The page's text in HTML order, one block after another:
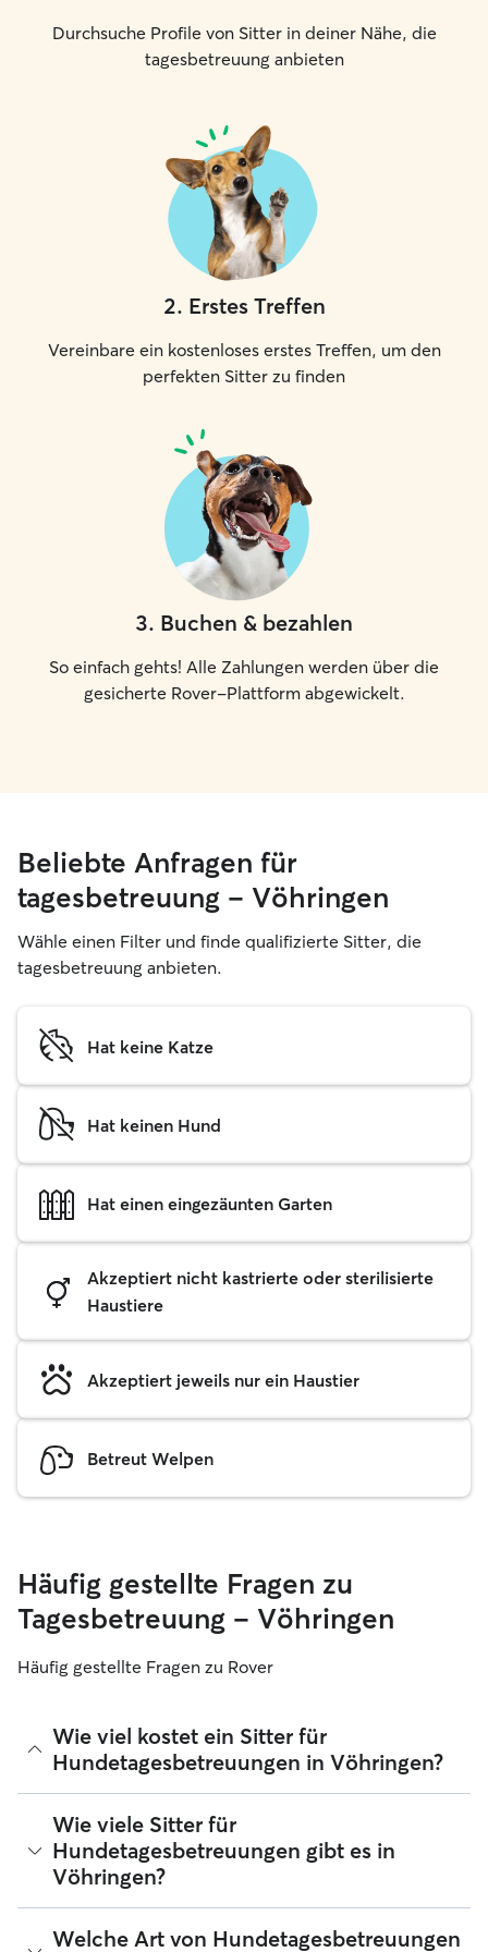
Durchsuche Profile von Sitter in deiner Nähe, die
tagesbetreuung anbieten
2. Erstes Treffen
Vereinbare ein kostenloses erstes Treffen, um den
perfekten Sitter zu finden
3. Buchen & bezahlen
So einfach gehts! Alle Zahlungen werden über die
gesicherte Rover-Plattform abgewickelt.
Beliebte Anfragen für
tagesbetreuung – Vöhringen
Wähle einen Filter und finde qualifizierte Sitter, die
tagesbetreuung anbieten.
Hat keine Katze
Hat keinen Hund
Hat einen eingezäunten Garten
Akzeptiert nicht kastrierte oder sterilisierte
Haustiere
Akzeptiert jeweils nur ein Haustier
Betreut Welpen
Häufig gestellte Fragen zu
Tagesbetreuung – Vöhringen
Häufig gestellte Fragen zu Rover
Wie viel kostet ein Sitter für
Hundetagesbetreuungen in Vöhringen?
Sitter können ihre Preise bei Rover frei festlegen. Die
durchschnittlichen Kosten für einen Hundesitter für
Tagesbetreuungen bei Rover in Vöhringen betragen seit
August 2026 etwa 25 pro Tag, einschließlich der
und die deines Hundes anpasst.
Wie viele Sitter für
Hundetagesbetreuungen gibt es in
Vöhringen?
Seit August 2026 bieten 39 Sitter Hundetagesbetreuungen
Welche Art von Hundetagesbetreuungen